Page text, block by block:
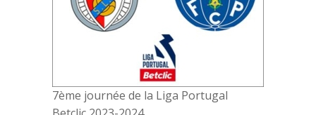
7ème journée de la Liga Portugal